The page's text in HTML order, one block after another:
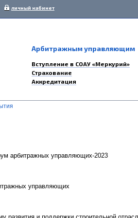
личный кабинет
Арбитражным управляющим
Вступление в СОАУ «Меркурий»
Страхование
Аккредитация
арбитражных управляющих-2023
управляющих